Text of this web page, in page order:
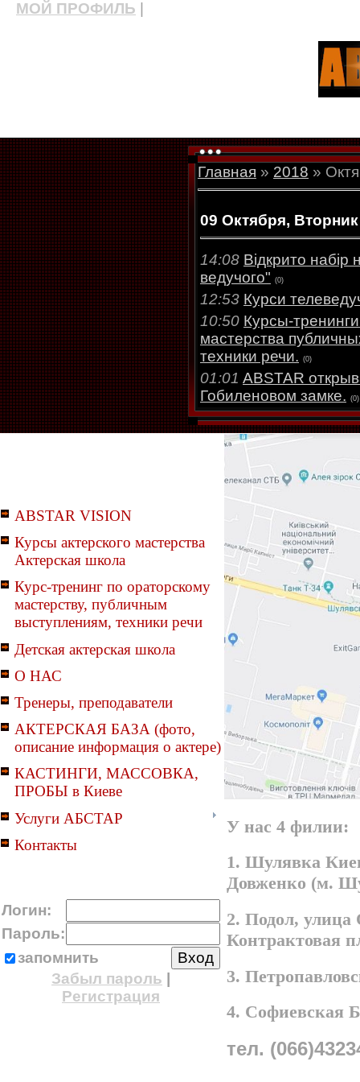
МОЙ ПРОФИЛЬ
Главная » 2018 »
09 Октября, Вторник
14:08 Відкрито набір
ведучого" (0)
12:53 Курси
10:50 Курсы-
мастерства
техники речи. (0)
01:01 ABSTAR
Гобиленовом замке. (0)
ABSTAR VISION
Курсы актерского мастерства
Актерская школа
Курс-тренинг по ораторскому
мастерству, публичным
выступлениям, техники речи
Детская актерская школа
О НАС
Тренеры, преподаватели
АКТЕРСКАЯ БАЗА (фото,
описание информация о актере)
КАСТИНГИ, МАССОВКА,
ПРОБЫ в Киеве
Услуги АБСТАР
Контакты
Логин:
Пароль:
запомнить
Забыл пароль
Регистрация
У нас 4 филии:
1. Шулявка
Довженко (м.
2. Подол,
Контрактовая
3.
4. Софиевская
тел.